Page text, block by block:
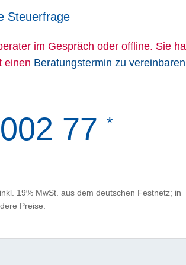
Steuerfrage
im Gespräch oder offline. Sie
einen Beratungstermin zu vereinbaren
77 *
19% MwSt. aus dem deutschen Festnetz; in
Preise.